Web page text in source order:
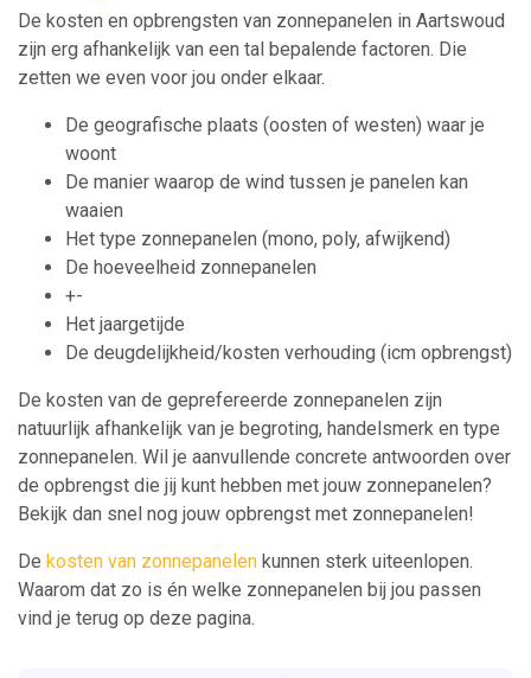
De kosten en opbrengsten van zonnepanelen in Aartswoud
zijn erg afhankelijk van een tal bepalende factoren. Die
zetten we even voor jou onder elkaar.
De geografische plaats (oosten of westen) waar je
woont
De manier waarop de wind tussen je panelen kan
waaien
Het type zonnepanelen (mono, poly, afwijkend)
De hoeveelheid zonnepanelen
+-
Het jaargetijde
De deugdelijkheid/kosten verhouding (icm opbrengst)
De kosten van de geprefereerde zonnepanelen zijn
natuurlijk afhankelijk van je begroting, handelsmerk en type
zonnepanelen. Wil je aanvullende concrete antwoorden over
de opbrengst die jij kunt hebben met jouw zonnepanelen?
Bekijk dan snel nog jouw opbrengst met zonnepanelen!
De kosten van zonnepanelen kunnen sterk uiteenlopen.
Waarom dat zo is én welke zonnepanelen bij jou passen
vind je terug op deze pagina.